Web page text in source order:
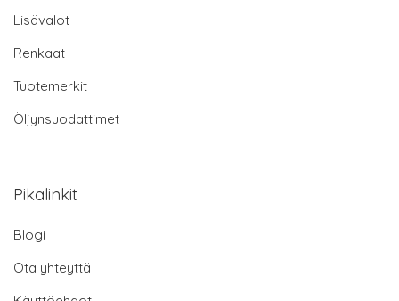
Lisävalot
Renkaat
Tuotemerkit
Öljynsuodattimet
Pikalinkit
Blogi
Ota yhteyttä